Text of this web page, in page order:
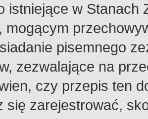
istniejące w Stanach
mogącym
pisemnego
zezwalające na
czy przepis ten
się zarejestrować,